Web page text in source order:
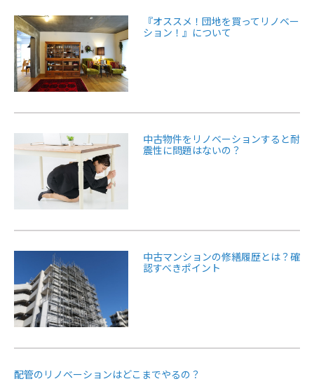
『オススメ！団地を買ってリノベー
ション！』について
中古物件をリノベーションすると耐
震性に問題はないの？
中古マンションの修繕履歴とは？確
認すべきポイント
配管のリノベーションはどこまでやるの？